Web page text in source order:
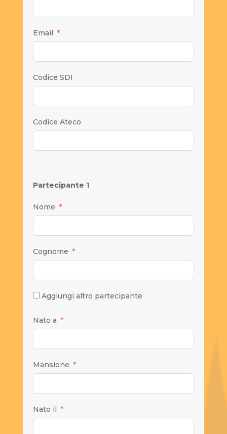
Email
Codice SDI
Codice Ateco
Partecipante 1
Nome
Cognome
Aggiungi altro partecipante
Nato a
Mansione
Nato il